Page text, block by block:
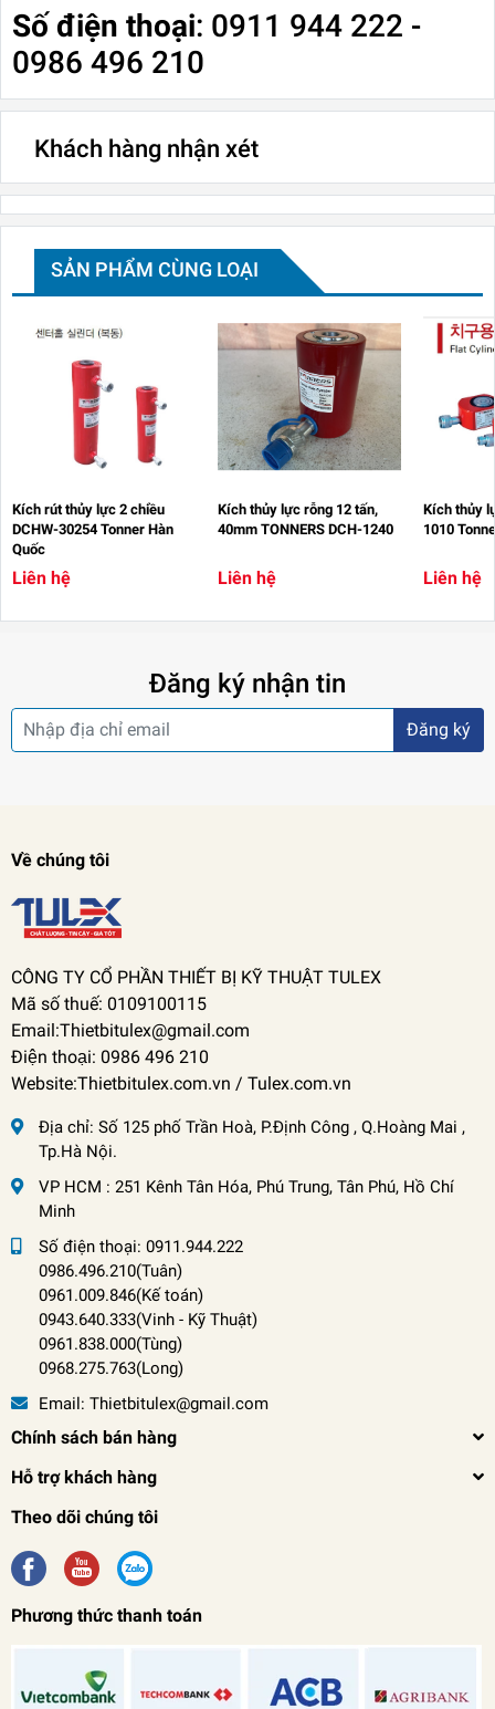
Số điện thoại: 0911 944 222 -
0986 496 210
Khách hàng nhận xét
SẢN PHẨM CÙNG LOẠI
Kích rút thủy lực 2 chiều
DCHW-30254 Tonner Hàn
Quốc
Liên hệ
Kích thủy lực rỗng 12 tấn,
40mm TONNERS DCH-1240
Liên hệ
Kích thủy
1010
Liên hệ
Đăng ký nhận tin
Đăng ký
Về chúng tôi
CÔNG TY CỔ PHẦN THIẾT BỊ KỸ THUẬT TULEX
Mã số thuế: 0109100115
Email:Thietbitulex@gmail.com
Điện thoại: 0986 496 210
Website:Thietbitulex.com.vn / Tulex.com.vn
Địa chỉ: Số 125 phố Trần Hoà, P.Định Công , Q.Hoàng Mai ,
Tp.Hà Nội.
VP HCM : 251 Kênh Tân Hóa, Phú Trung, Tân Phú, Hồ Chí
Minh
Số điện thoại: 0911.944.222
0986.496.210(Tuân)
0961.009.846(Kế toán)
0943.640.333(Vinh - Kỹ Thuật)
0961.838.000(Tùng)
0968.275.763(Long)
Email: Thietbitulex@gmail.com
Chính sách bán hàng
Hỗ trợ khách hàng
Theo dõi chúng tôi
Phương thức thanh toán